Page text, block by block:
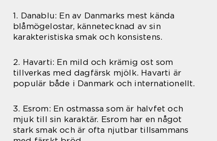
1. Danablu: En av Danmarks mest kända
blåmögelostar, kännetecknad av sin
karakteristiska smak och konsistens.
2. Havarti: En mild och krämig ost som
tillverkas med dagfärsk mjölk. Havarti är
populär både i Danmark och internationellt.
3. Esrom: En ostmassa som är halvfet och
mjuk till sin karaktär. Esrom har en något
stark smak och är ofta njutbar tillsammans